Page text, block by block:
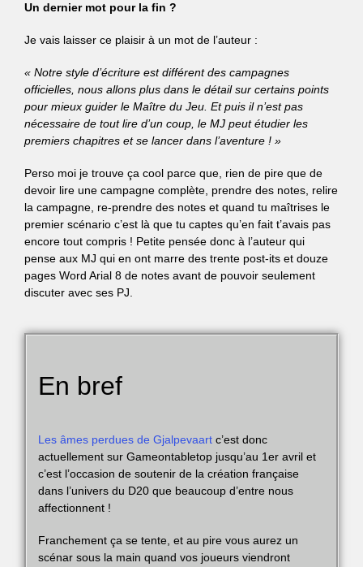
Un dernier mot pour la fin ?
Je vais laisser ce plaisir à un mot de l’auteur :
« Notre style d’écriture est différent des campagnes
officielles, nous allons plus dans le détail sur certains points
pour mieux guider le Maître du Jeu. Et puis il n’est pas
nécessaire de tout lire d’un coup, le MJ peut étudier les
premiers chapitres et se lancer dans l’aventure ! »
Perso moi je trouve ça cool parce que, rien de pire que de
devoir lire une campagne complète, prendre des notes, relire
la campagne, re-prendre des notes et quand tu maîtrises le
premier scénario c’est là que tu captes qu’en fait t’avais pas
encore tout compris ! Petite pensée donc à l’auteur qui
pense aux MJ qui en ont marre des trente post-its et douze
pages Word Arial 8 de notes avant de pouvoir seulement
discuter avec ses PJ.
En bref
Les âmes perdues de Gjalpevaart c’est donc
actuellement sur Gameontabletop jusqu’au 1er avril et
c’est l’occasion de soutenir de la création française
dans l’univers du D20 que beaucoup d’entre nous
affectionnent !
Franchement ça se tente, et au pire vous aurez un
scénar sous la main quand vos joueurs viendront